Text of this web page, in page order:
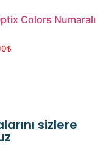
Colors Numaralı
₺
sizlere